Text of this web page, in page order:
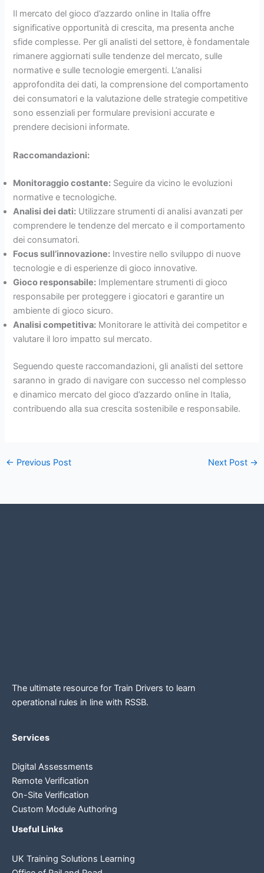
Il mercato del gioco d’azzardo online in Italia offre
significative opportunità di crescita, ma presenta anche
sfide complesse. Per gli analisti del settore, è fondamentale
rimanere aggiornati sulle tendenze del mercato, sulle
normative e sulle tecnologie emergenti. L’analisi
approfondita dei dati, la comprensione del comportamento
dei consumatori e la valutazione delle strategie competitive
sono essenziali per formulare previsioni accurate e
prendere decisioni informate.
Raccomandazioni:
Monitoraggio costante: Seguire da vicino le evoluzioni
normative e tecnologiche.
Analisi dei dati: Utilizzare strumenti di analisi avanzati per
comprendere le tendenze del mercato e il comportamento
dei consumatori.
Focus sull’innovazione: Investire nello sviluppo di nuove
tecnologie e di esperienze di gioco innovative.
Gioco responsabile: Implementare strumenti di gioco
responsabile per proteggere i giocatori e garantire un
ambiente di gioco sicuro.
Analisi competitiva: Monitorare le attività dei competitor e
valutare il loro impatto sul mercato.
Seguendo queste raccomandazioni, gli analisti del settore
saranno in grado di navigare con successo nel complesso
e dinamico mercato del gioco d’azzardo online in Italia,
contribuendo alla sua crescita sostenibile e responsabile.
← Previous Post Next Post →
The ultimate resource for Train Drivers to learn
operational rules in line with RSSB.
Services
Digital Assessments
Remote Verification
On-Site Verification
Custom Module Authoring
Useful Links
UK Training Solutions Learning